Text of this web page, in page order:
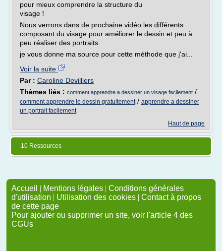
pour mieux comprendre la structure du
visage !
Nous verrons dans de prochaine vidéo les différents
composant du visage pour améliorer le dessin et peu à
peu réaliser des portraits.
je vous donne ma source pour cette méthode que j'ai...
Voir la suite
Par : Caroline Devilliers
Thèmes liés : comment apprendre a dessiner un visage facilement /
comment apprendre le dessin gratuitement/ apprendre a dessiner
un portrait facilement
Haut de page
10 Ressources
Accueil | Mentions légales | Conditions générales
d'utilisation | Utilisation des cookies | Contact à propos
de cette page
Pour ajouter ou supprimer un site, voir l'article 4 des
CGUs